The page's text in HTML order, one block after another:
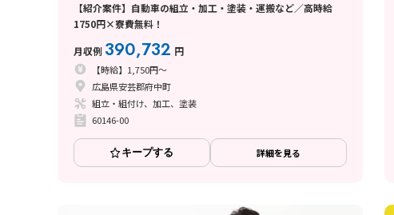
【紹介案件】自動車の組立・加工・塗装・運搬など／高時給
1750円×寮費無料！
月収例 390,732 円
【時給】1,750円～
広島県安芸郡府中町
組立・組付け、加工、塗装
60146-00
キープする 詳細を見る